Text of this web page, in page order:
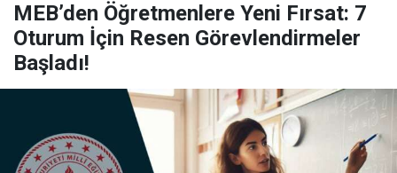
MEB’den Öğretmenlere Yeni Fırsat: 7
Oturum İçin Resen Görevlendirmeler
Başladı!